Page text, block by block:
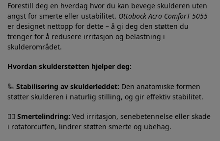
Forestill deg en hverdag hvor du kan bevege skulderen uten
angst for smerte eller ustabilitet. Ottobock Acro ComforT 5055
er designet nettopp for dette – å gi deg den støtten du
trenger for å redusere irritasjon og belastning i
skulderområdet.
Hvordan skulderstøtten hjelper deg:
🦾 Stabilisering av skulderleddet: Den anatomiske formen
støtter skulderen i naturlig stilling, og gir effektiv stabilitet.
💆‍♂️ Smertelindring: Ved irritasjon, senebetennelse eller skade
i rotatorcuffen, lindrer støtten smerte og ubehag.